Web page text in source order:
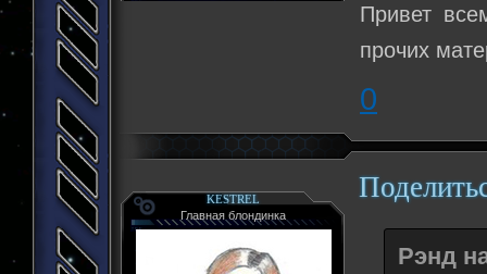
Привет
прочих
0
KESTREL
Главная блондинка
Рэнд